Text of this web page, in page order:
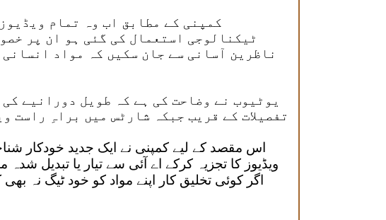
کمپنی کے مطابق اب وہ تمام
ٹیکنالوجی استعمال کی گئی ہو ان پر
ناظرین آسانی سے جان سکیں کہ مواد
یوٹیوب نے وضاحت کی ہے کہ طویل دورانیے
تفصیلات کے قریب جبکہ شارٹس میں براہِ راست
اس مقصد کے لیے کمپنی نے ایک جدید خودکار
ویڈیوز کا تجزیہ کرکے اے آئی سے تیار یا تبدیل
اگر کوئی تخلیق کار اپنے مواد کو خود ٹیگ نہ